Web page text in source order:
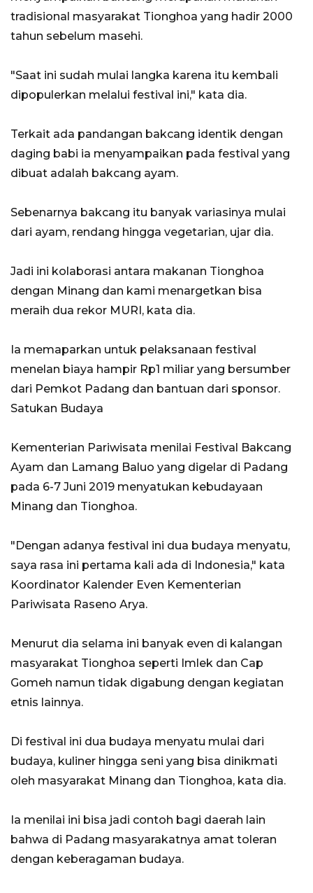
tradisional masyarakat Tionghoa yang hadir 2000
tahun sebelum masehi.
"Saat ini sudah mulai langka karena itu kembali
dipopulerkan melalui festival ini," kata dia.
Terkait ada pandangan bakcang identik dengan
daging babi ia menyampaikan pada festival yang
dibuat adalah bakcang ayam.
Sebenarnya bakcang itu banyak variasinya mulai
dari ayam, rendang hingga vegetarian, ujar dia.
Jadi ini kolaborasi antara makanan Tionghoa
dengan Minang dan kami menargetkan bisa
meraih dua rekor MURI, kata dia.
Ia memaparkan untuk pelaksanaan festival
menelan biaya hampir Rp1 miliar yang bersumber
dari Pemkot Padang dan bantuan dari sponsor.
Satukan Budaya
Kementerian Pariwisata menilai Festival Bakcang
Ayam dan Lamang Baluo yang digelar di Padang
pada 6-7 Juni 2019 menyatukan kebudayaan
Minang dan Tionghoa.
"Dengan adanya festival ini dua budaya menyatu,
saya rasa ini pertama kali ada di Indonesia," kata
Koordinator Kalender Even Kementerian
Pariwisata Raseno Arya.
Menurut dia selama ini banyak even di kalangan
masyarakat Tionghoa seperti Imlek dan Cap
Gomeh namun tidak digabung dengan kegiatan
etnis lainnya.
Di festival ini dua budaya menyatu mulai dari
budaya, kuliner hingga seni yang bisa dinikmati
oleh masyarakat Minang dan Tionghoa, kata dia.
Ia menilai ini bisa jadi contoh bagi daerah lain
bahwa di Padang masyarakatnya amat toleran
dengan keberagaman budaya.